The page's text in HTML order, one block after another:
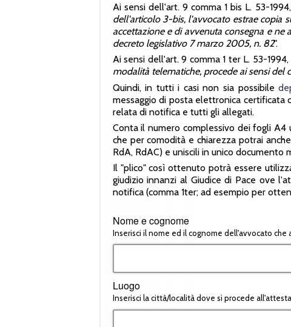
Ai sensi dell'art. 9 comma 1 bis L. 53-
dell'articolo 3-bis, l'avvocato estrae copia
accettazione e di avvenuta consegna e
decreto legislativo 7 marzo 2005, n. 82".
Ai sensi dell'art. 9 comma 1 ter L. 53-1994,
modalità telematiche, procede ai sensi del
Quindi, in tutti i casi non sia possibile
messaggio di posta elettronica certificata
relata di notifica e tutti gli allegati.
Conta il numero complessivo dei fogli
che per comodità e chiarezza potrai
RdA, RdAC) e uniscili in unico
Il "plico" così ottenuto potrà essere
giudizio innanzi al Giudice di Pace ove
notifica (comma 1ter; ad esempio per
Nome e cognome
Inserisci il nome ed il cognome dell'avvocato che
Luogo
Inserisci la città/località dove si procede